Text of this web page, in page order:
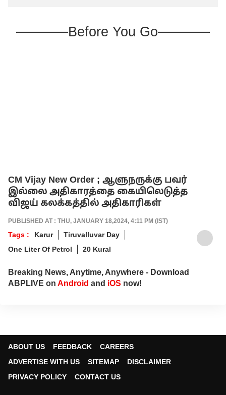
Before You Go
CM Vijay New Order ; ஆளுநருக்கு பவர்
இல்லை அதிகாரத்தை கையிலெடுத்த
விஜய் கலக்கத்தில் அதிகாரிகள்
PUBLISHED AT : THU, JANUARY 18,2024, 4:11 PM (IST)
Tags : Karur
Tiruvalluvar Day
One Liter Of Petrol
20 Kural
Breaking News, Anytime, Anywhere - Download
ABPLIVE on Android and iOS now!
ABOUT US FEEDBACK
CAREERS
ADVERTISE WITH US
SITEMAP
DISCLAIMER
PRIVACY POLICY
CONTACT US